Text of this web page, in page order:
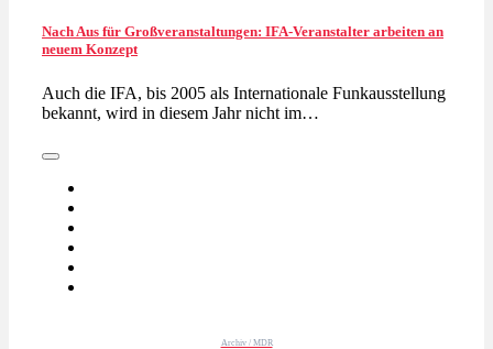
Nach Aus für Großveranstaltungen: IFA-Veranstalter arbeiten an
neuem Konzept
Auch die IFA, bis 2005 als Internationale Funkausstellung
bekannt, wird in diesem Jahr nicht im…
Archiv / MDR